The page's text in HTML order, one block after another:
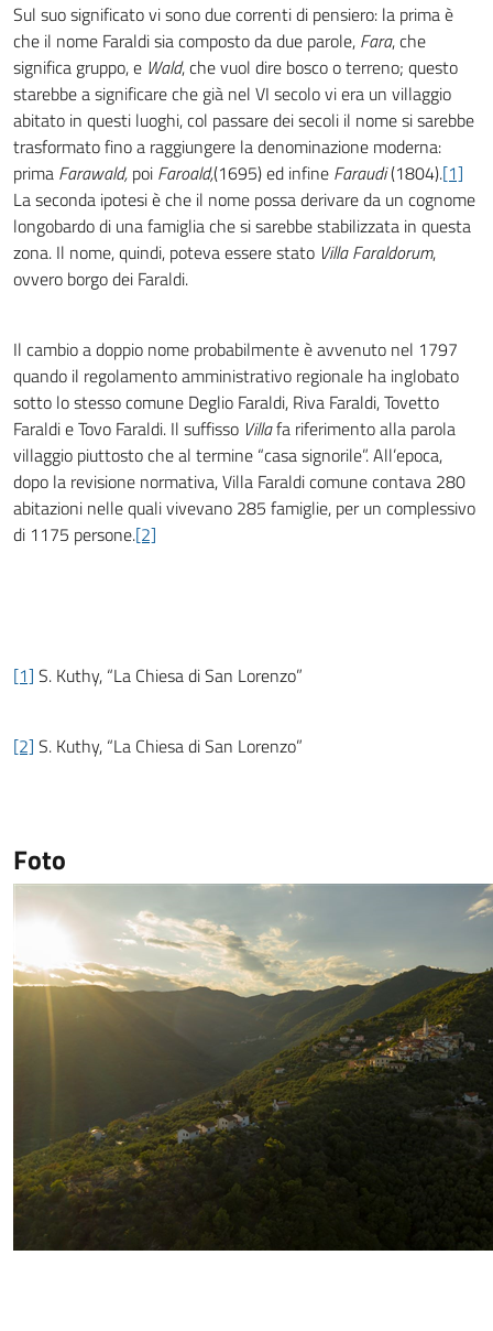
Sul suo significato vi sono due correnti di pensiero: la prima è
che il nome Faraldi sia composto da due parole, Fara, che
significa gruppo, e Wald, che vuol dire bosco o terreno; questo
starebbe a significare che già nel VI secolo vi era un villaggio
abitato in questi luoghi, col passare dei secoli il nome si sarebbe
trasformato fino a raggiungere la denominazione moderna:
prima Farawald, poi Faroald,(1695) ed infine Faraudi(1804).[1]
La seconda ipotesi è che il nome possa derivare da un cognome
longobardo di una famiglia che si sarebbe stabilizzata in questa
zona. Il nome, quindi, poteva essere stato Villa Faraldorum,
ovvero borgo dei Faraldi.
Il cambio a doppio nome probabilmente è avvenuto nel 1797
quando il regolamento amministrativo regionale ha inglobato
sotto lo stesso comune Deglio Faraldi, Riva Faraldi, Tovetto
Faraldi e Tovo Faraldi. Il suffisso Villafa riferimento alla parola
villaggio piuttosto che al termine “casa signorile”. All’epoca,
dopo la revisione normativa, Villa Faraldi comune contava 280
abitazioni nelle quali vivevano 285 famiglie, per un complessivo
di 1175 persone.[2]
[1] S. Kuthy, “La Chiesa di San Lorenzo”
[2] S. Kuthy, “La Chiesa di San Lorenzo”
Foto